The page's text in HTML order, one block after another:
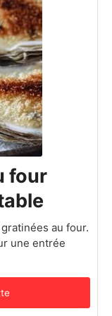
four
au four.
une entrée